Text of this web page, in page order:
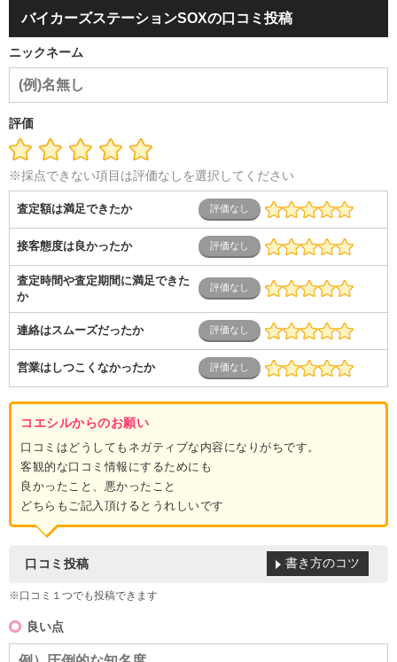
ダル・葬祭
メディア職
クリエイティブ・デザイン・映像・
音響
芸能・イベント・コンパニオン
ITエンジニア（システ
ム開発・SE・インフラ）
導体・制御）
警備・交通・建築・土木技術職
医療・福祉・
介護
その他
ス
士業・コンサルティング 金融・商社
不動産・保険・サ
ービス
専業主婦（夫）
営業
バイカーズステーションSOXの口コミ投稿
ニックネーム
評価
※採点できない項目は評価なしを選択してください
査定額は満足できたか
接客態度は良かったか
査定時間や査定期間に満足できた
か
連絡はスムーズだったか
営業はしつこくなかったか
コエシルからのお願い
口コミはどうしてもネガティブな内容になりがちです。
客観的な口コミ情報にするためにも
良かったこと、悪かったこと
どちらもご記入頂けるとうれしいです
口コミ投稿
※口コミ１つでも投稿できます
書き方のコツ
良い点